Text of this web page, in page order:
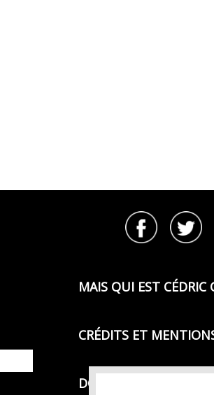
MAIS QUI EST CÉDRIC
CRÉDITS ET
DONNÉES